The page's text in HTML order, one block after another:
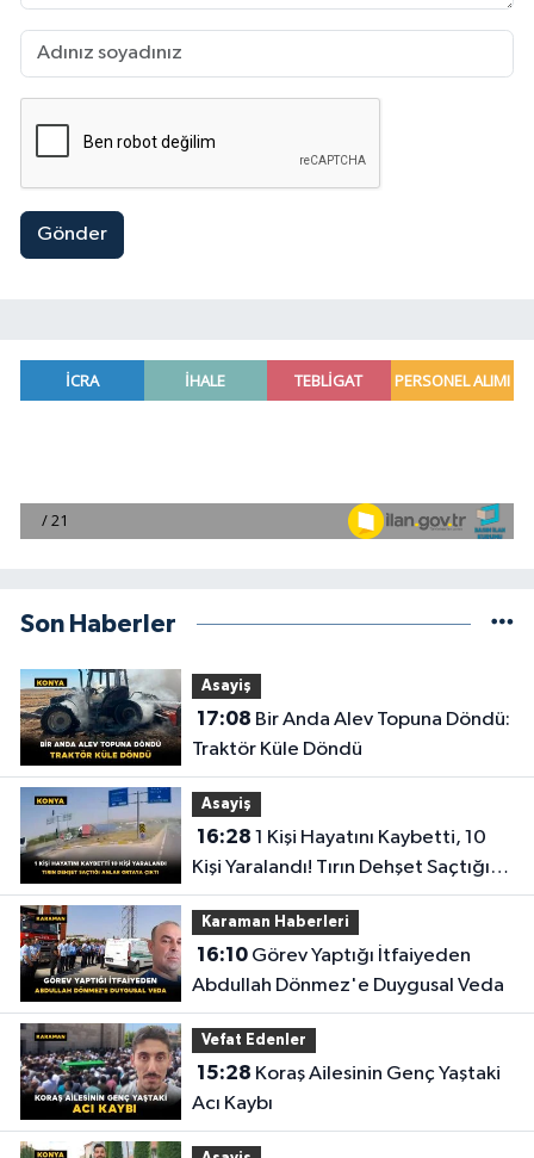
Gönder
Son Haberler
Asayiş
17:08
Traktör Küle Döndü
Asayiş
16:28
Kişi Yaralandı! Tırın Dehşet Saçtığı
Anlar Ortaya Çıktı
Karaman Haberleri
16:10Görev Yaptığı İtfaiyeden
Abdullah Dönmez'e Duygusal Veda
Vefat Edenler
15:28
Acı Kaybı